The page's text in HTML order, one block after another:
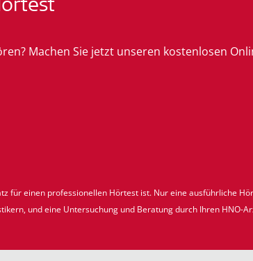
Machen Sie jetzt unseren kostenlosen
für einen professionellen Hörtest ist. Nur eine ausführliche
und eine Untersuchung und Beratung durch Ihren HNO-